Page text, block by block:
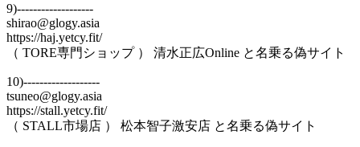
9)-------------------
shirao@glogy.asia
https://haj.yetcy.fit/
（ TORE専門ショップ ） 清水正広Online と名乗る偽サイト
10)-------------------
tsuneo@glogy.asia
https://stall.yetcy.fit/
（ STALL市場店 ） 松本智子激安店 と名乗る偽サイト